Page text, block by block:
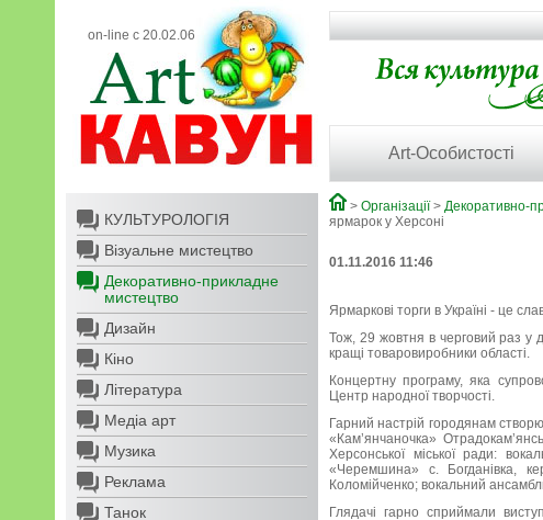
on-line с 20.02.06
Art-Особистості
КУЛЬТУРОЛОГІЯ
Візуальне мистецтво
Декоративно-прикладне
мистецтво
Дизайн
Кіно
Література
Медіа арт
Музика
Реклама
Танок
> Організації> Декоративно-
ярмарок у Херсоні
01.11.2016 11:46
Ярмаркові торги в Україні - це
Тож, 29 жовтня в черговий раз у
кращі товаровиробники області.
Концертну програму, яка
Центр народної творчості.
Гарний настрій городянам
«Кам’янчаночка»
Херсонської міської ради:
«Черемшина» с. Богданівка,
Коломійченко; вокальний
Глядачі гарно сприймали